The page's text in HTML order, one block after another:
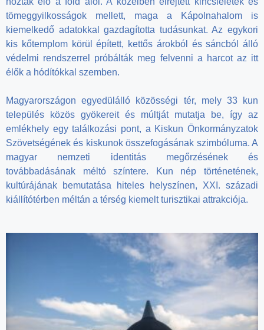
tömeggyilkosságok mellett, maga a Kápolnahalom is
kiemelkedő adatokkal gazdagította tudásunkat. Az egykori
kis kőtemplom körül épített, kettős árokból és sáncból álló
védelmi rendszerrel próbálták meg felvenni a harcot az itt
élők a hódítókkal szemben.
Magyarországon egyedülálló közösségi tér, mely 33 kun
település közös gyökereit és múltját mutatja be, így az
emlékhely egy találkozási pont, a Kiskun Önkormányzatok
Szövetségének és kiskunok összefogásának szimbóluma. A
magyar nemzeti identitás megőrzésének és
továbbadásának méltó színtere. Kun nép történetének,
kultúrájának bemutatása hiteles helyszínen, XXI. századi
kiállítótérben méltán a térség kiemelt turisztikai attrakciója.